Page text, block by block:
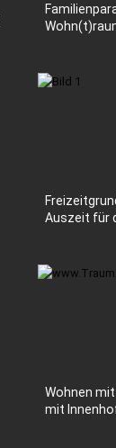
Auszeit für
Wohnen
mit